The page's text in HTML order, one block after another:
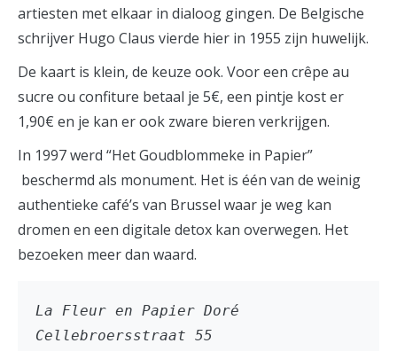
artiesten met elkaar in dialoog gingen. De Belgische
schrijver Hugo Claus vierde hier in 1955 zijn huwelijk.
De kaart is klein, de keuze ook. Voor een crêpe au
sucre ou confiture betaal je 5€, een pintje kost er
1,90€ en je kan er ook zware bieren verkrijgen.
In 1997 werd “Het Goudblommeke in Papier”
beschermd als monument. Het is één van de weinig
authentieke café’s van Brussel waar je weg kan
dromen en een digitale detox kan overwegen. Het
bezoeken meer dan waard.
La Fleur en Papier Doré
Cellebroersstraat 55